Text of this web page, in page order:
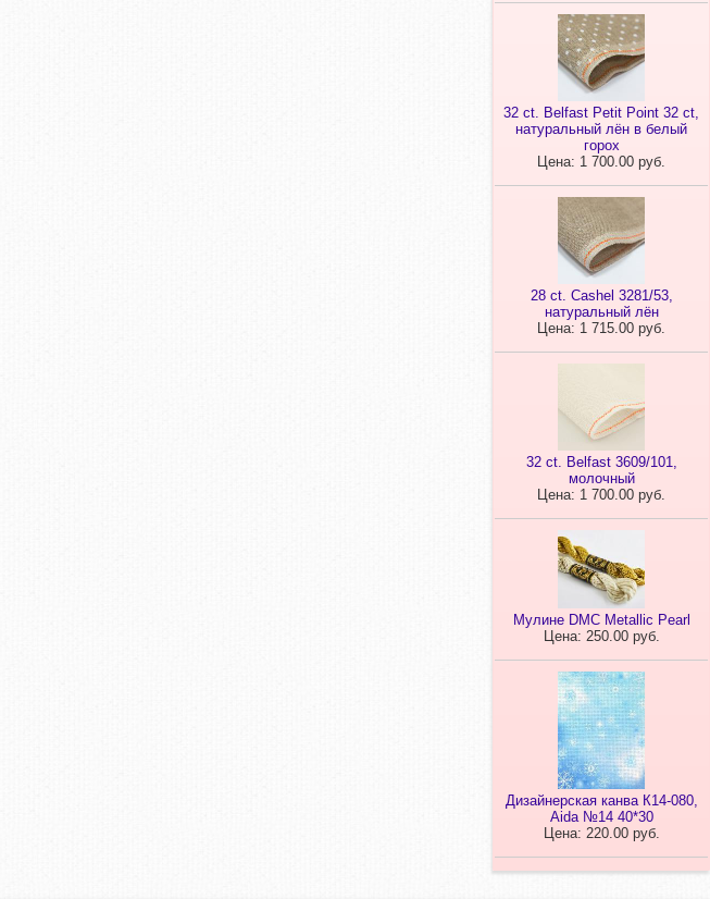
32 ct. Belfast Petit Point 32 ct,
натуральный лён в белый
горох
Цена: 1 700.00 руб.
28 ct. Cashel 3281/53,
натуральный лён
Цена: 1 715.00 руб.
32 ct. Belfast 3609/101,
молочный
Цена: 1 700.00 руб.
Мулине DMC Metallic Pearl
Цена: 250.00 руб.
Дизайнерская канва К14-080,
Aida №14 40*30
Цена: 220.00 руб.